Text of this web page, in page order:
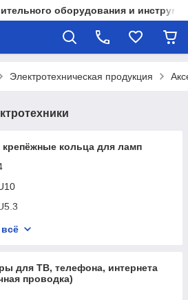
оборудования и
Электротехническая продукция
кольца для ламп
для ламп с цоколем Е14,
для ТВ, телефона, интернета
проводка)